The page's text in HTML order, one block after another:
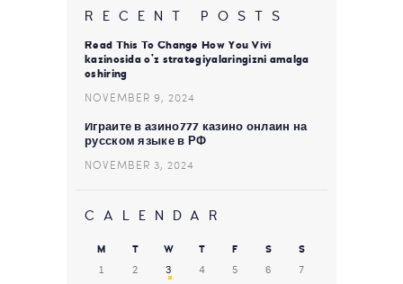
RECENT POSTS
Read This To Change How You Vivi
kazinosida o’z strategiyalaringizni amalga
oshiring
NOVEMBER 9, 2024
Играйте в азино777 казино онлайн на
русском языке в РФ
NOVEMBER 3, 2024
CALENDAR
M T W T F S
S
1
2 3 4 5 6 7